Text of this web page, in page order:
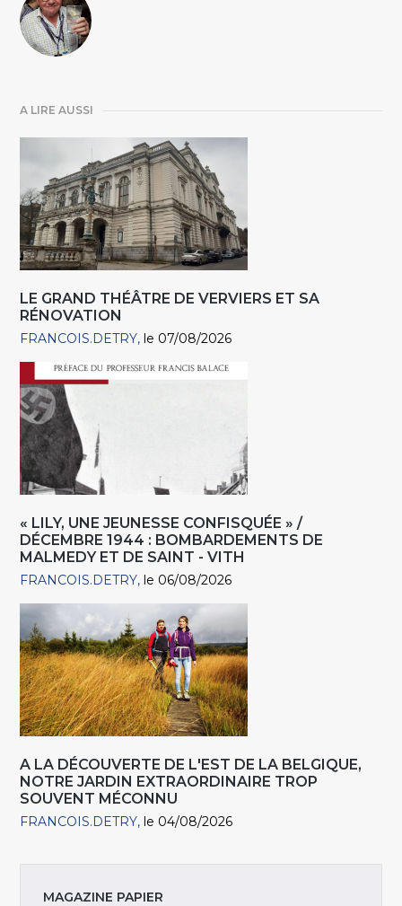
A LIRE AUSSI
LE GRAND THÉÂTRE DE VERVIERS ET SA
RÉNOVATION
FRANCOIS.DETRY le 07/08/2026
« LILY, UNE JEUNESSE CONFISQUÉE » /
DÉCEMBRE 1944 : BOMBARDEMENTS DE
MALMEDY ET DE SAINT - VITH
FRANCOIS.DETRY le 06/08/2026
A LA DÉCOUVERTE DE L'EST DE LA BELGIQUE,
NOTRE JARDIN EXTRAORDINAIRE TROP
SOUVENT MÉCONNU
FRANCOIS.DETRY le 04/08/2026
MAGAZINE PAPIER